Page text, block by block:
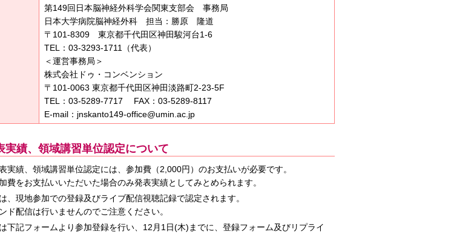
第149回日本脳神経外科学会関東支部会 事務局
日本大学病院脳神経外科 担当：勝原 隆道
〒101-8309 東京都千代田区神田駿河台1-6
TEL：03-3293-1711（代表）
＜運営事務局＞
株式会社ドゥ・コンベンション
〒101-0063 東京都千代田区神田淡路町2-23-5F
TEL：03-5289-7717 FAX：03-5289-8117
E-mail：jnskanto149-office@umin.ac.jp
実績、領域講習単位認定について
実績、領域講習単位認定には、参加費（2,000円）のお支払いが必要です。
費をお支払いいただいた場合のみ発表実績としてみとめられます。
、現地参加での登録及びライブ配信視聴記録で認定されます。
ド配信は行いませんのでご注意ください。
下記フォームより参加登録を行い、12月1日(木)までに、登録フォーム及びリプライ